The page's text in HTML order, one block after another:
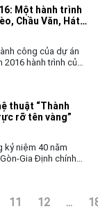
Một hành trình
Chầu Văn, Hát
công của dự án
2016 hành trình của
thuật “Thành
rỡ tên vàng”
kỷ niệm 40 năm
Gia Định chính
phố Hồ Chí
11 12 ...